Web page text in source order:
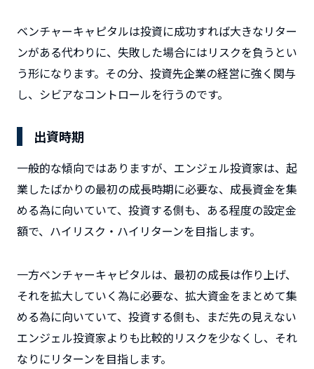
ベンチャーキャピタルは投資に成功すれば大きなリター
ンがある代わりに、失敗した場合にはリスクを負うとい
う形になります。その分、投資先企業の経営に強く関与
し、シビアなコントロールを行うのです。
出資時期
一般的な傾向ではありますが、エンジェル投資家は、起
業したばかりの最初の成長時期に必要な、成長資金を集
める為に向いていて、投資する側も、ある程度の設定金
額で、ハイリスク・ハイリターンを目指します。
一方ベンチャーキャピタルは、最初の成長は作り上げ、
それを拡大していく為に必要な、拡大資金をまとめて集
める為に向いていて、投資する側も、まだ先の見えない
エンジェル投資家よりも比較的リスクを少なくし、それ
なりにリターンを目指します。